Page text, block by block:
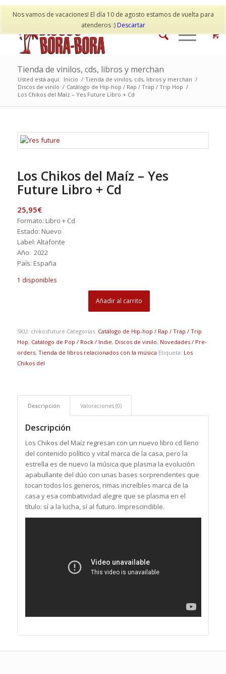
Nos vamos de vacaciones! El día 10 de agosto estamos de vuelta para
atenderos :)Descartar
Mi cuenta Contacto
Tienda de vinilos, cds, libros y merchan
Usted está aquí: Inicio / Tienda de vinilos, cds, libros y merchan /
Discos de vinilo / Catálogo de Hip-hop / Rap / Trap / Trip Hop /
Los Chikos del Maíz – Yes Future Libro + Cd
Los Chikos del Maíz – Yes
Future Libro + Cd
25,95€
Formato: Libro + Cd
Estado: Nuevo
Label: Altafonte
Año: 2022
País: España
1 disponibles
Añadir al carrito
SKU: chikosfuture Categorías: Catálogo de Hip-hop / Rap / Trap / Trip
Hop, Catálogo de Pop / Rock / Indie, Discos de vinilo, Novedades / Pre-
orders, Tienda de libros relacionados con la música Etiqueta: Los
Chikos del
Descripción Valoraciones (0)
Descripción
Los Chikos del Maíz regresan con un nuevo libro cd lleno
del contenido político y vital marca de la casa, pero la
estrella es de nuevo la música que plasma la evolución
apabullante del dúo con unas bases sorprendentes que
tocan todos los generos, rimas increíbles marca de la
casa y esa combatividad alegre que se plasma en el
título: sí a la lucha, sí al futuro. Imprescindible.